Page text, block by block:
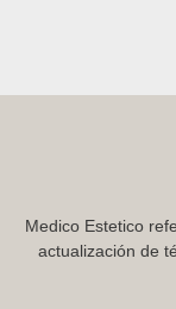
Medico Estetico
actualización de